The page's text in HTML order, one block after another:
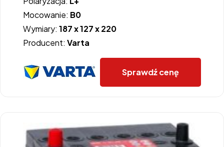
Mocowanie: B0
Wymiary: 187 x 127 x 220
Producent: Varta
Sprawdź cenę